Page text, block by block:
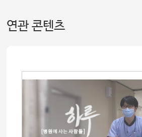
연관 콘텐츠